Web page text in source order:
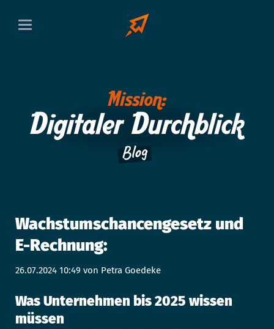
Wachstumschancengesetz und
E-Rechnung:
26.07.2024 10:49 von Petra Goedeke
Was Unternehmen bis 2025 wissen
müssen